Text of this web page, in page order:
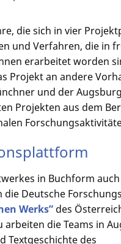
die sich in vier
und Verfahren, die in
erarbeitet worden
Projekt an andere
und der
Projekten aus dem
in Buchform
Deutsche
Werks” des
arbeiten die Teams in
Textgeschichte des